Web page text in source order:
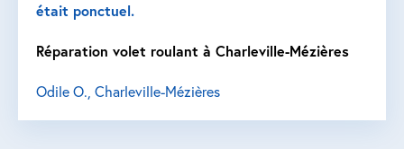
était ponctuel.
Réparation volet roulant à Charleville-Mézières
Odile O., Charleville-Mézières